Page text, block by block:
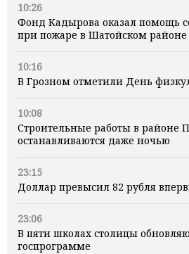
10:26
Фонд Кадырова оказал помощь
при пожаре в Шатойском районе
10:16
В Грозном отметили День
10:08
Строительные работы в районе
останавливаются даже ночью
23:15
Доллар превысил 82 рубля
23:06
В пяти школах столицы
госпрограмме